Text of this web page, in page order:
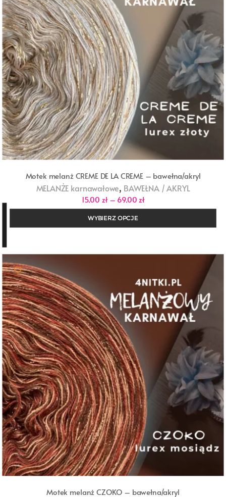
Motek melanż CREME DE LA CREME – bawełna/akryl
MELANŻE karnawałowe, BAWEŁNA / AKRYL
15,00 zł – 69,00 złZakres
cen:
do
WYBIERZ OPCJE
Motek melanż CZOKO – bawełna/akryl